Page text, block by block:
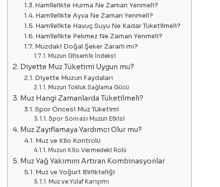
Hamilelikte Hurma Ne Zaman Yenmeli?
Hamilelikte Ayva Ne Zaman Yenmeli?
Hamilelikte Havuç Suyu Ne Kadar Tüketilmeli?
Hamilelikte Pekmez Ne Zaman Yenmeli?
Muzdaki Doğal Şeker Zararlı mı?
Muzun Glisemik İndeksi
Diyette Muz Tüketimi Uygun mu?
Diyette Muzun Faydaları
Muzun Tokluk Sağlama Gücü
Muz Hangi Zamanlarda Tüketilmeli?
Spor Öncesi Muz Tüketimi
Spor Sonrası Muzun Etkisi
Muz Zayıflamaya Yardımcı Olur mu?
Muz ve Kilo Kontrolü
Muzun Kilo Vermedeki Rolü
Muz Yağ Yakımını Artıran Kombinasyonlar
Muz ve Yoğurt Birlikteliği
Muz ve Yulaf Karışımı